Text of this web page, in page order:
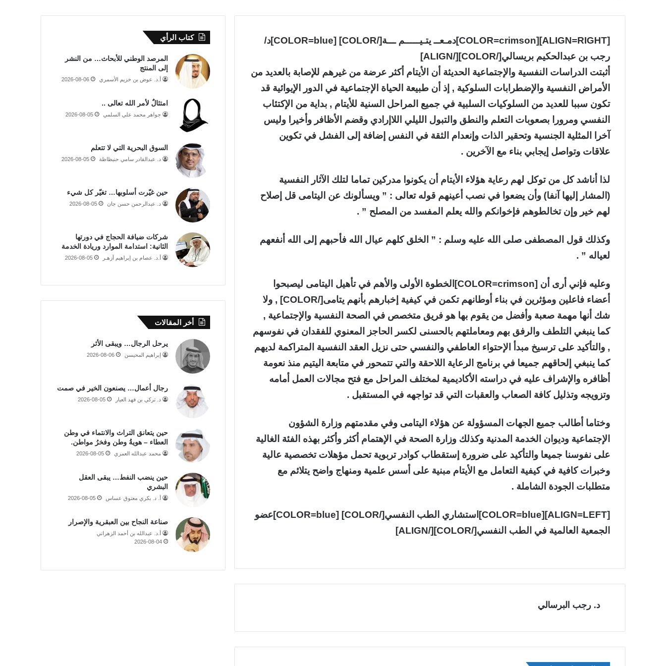
[ALIGN=RIGHT][COLOR=crimson]دمـعــ يتـيـــــم ـــة[/COLOR] [COLOR=blue]د/
رجب بن عبدالحكيم بريسالي[/COLOR][/ALIGN]
أثبتت الدراسات النفسية والإجتماعية الحديثة أن الأيتام أكثر عرضة من غيرهم للإصابة بالعديد من
الأمراض النفسية والإضطرابات السلوكية , إذ أن طبيعة الحياة الإجتماعية في الدور الإيوائية قد
تكون سببا للعديد من السلوكيات السلبية في جميع المراحل السنية للأيتام , بداية من الإكتئاب
النفسي ومرورا بصعوبات التعلم والنطق والتبول الليلي اللاإرادي وقضم الأظافر وأخيرا وليس
آخرا المثلية الجنسية وتحقير الذات وإنعدام الثقة في النفس إضافة إلى الفشل في تكوين
علاقات وتواصل إيجابي بناء مع الآخرين .
لذا أناشد كل من توكل لهم رعاية هؤلاء الأيتام أن يكونوا مدركين تماما لتلك الآثار النفسية
(المشار إليها آنفا) وأن يضعوا في نصب أعينهم قوله تعالى : ” ويسألونك عن اليتامى قل إصلاح
لهم خير وإن تخالطوهم فإخوانكم والله يعلم المفسد من المصلح ” .
وكذلك قول المصطفى صلى الله عليه وسلم : ” الخلق كلهم عيال الله فأحبهم إلى الله أنفعهم
لعياله ” .
وعليه فإني أرى أن [COLOR=crimson]الخطوة الأولى والأهم في تأهيل اليتامى ليصبحوا
أعضاء فاعلين ومؤثرين في بناء أوطانهم تكمن في كيفية إخبارهم بأنهم يتامى[/COLOR] , ولا
شك أنها مهمة صعبة وأفضل من يقوم بها هو فريق متخصص في الصحة النفسية والإجتماعية ,
كما ينبغي التلطف والرفق بهم ومعاملتهم بالحسنى لكسر الحاجز المعنوي للفقدان في نفوسهم
, والتأكيد على ترسيخ مبدأ الإحتواء العاطفي والنفسي حتى نزيل العقد النفسية المتراكمة لديهم
كما ينبغي إلحاقهم جميعا في برنامج الرعاية اللاحقة والتي تتمحور في متابعة اليتيم منذ نعومة
أظافره والإشراف عليه في دراسته الأكاديمية لمختلف المراحل مع فتح مجالات العمل أمامه
وتزويجه وتذليل كافة الصعاب والعقبات التي قد تواجهه في المستقبل .
وختاما أطالب جميع الجهات المسؤولة عن هؤلاء اليتامى وفي مقدمتهم وزارة الشؤون
الإجتماعية وديوان الخدمة المدنية وكذلك وزارة الصحة في الإهتمام أكثر وأكثر بهذه الفئة الغالية
على نفوسنا جميعا والتأكيد على ضرورة إستقطاب كوادر تربوية تحمل مؤهلات تخصصية عالية
وخبرات كافية في كيفية التعامل مع الأيتام مبنية على أسس علمية ومنهاج واضح يتلائم مع
متطلبات الجودة الشاملة .
[ALIGN=LEFT][COLOR=blue]استشاري الطب النفسي[/COLOR] [COLOR=blue]عضو
الجمعية العالمية في الطب النفسي[/COLOR][/ALIGN]
د. رجب البرسالي
كتاب الرأي
المرصد الوطني للأبحاث… من النشر
إلى المنتج
أ.د. عوض بن خزيم الأسمري 2026-08-06
امتثالٌ لأمر الله تعالى ..
جواهر محمد علي السلمي 2026-08-05
السوق البحرية التي لا تتعلم
د. عبدالقادر سامي حنبظاظة 2026-08-05
حين غيّرت أسلوبها… تغيّر كل شيء
د. عبدالرحمن حسن جان 2026-08-05
شركات ضيافة الحجاج في دورتها
الثانية: استدامة الموارد وريادة الخدمة
أ.د. عصام بن إبراهيم أزهـر 2026-08-05
أخر المقالات
يرحل الرجال… ويبقى الأثر
إبراهيم المحيسن 2026-08-06
رجال أعمال… يصنعون الخير في صمت
د. تركي بن فهد العيار 2026-08-05
حين يتعانق التراث والانتماء في وطن
العطاء – هويةُ وطن وفخرُ مواطن.
محمد عبدالله العمري 2026-08-05
حين ينضب النفط… يبقى العقل
البشري
أ. د. بكري معتوق عساس 2026-08-05
صناعة النجاح بين العبقرية والإصرار
أ.د. عبدالله بن أحمد الزهراني
2026-08-04